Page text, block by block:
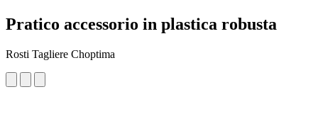
Pratico accessorio in plastica robusta
Rosti Tagliere Choptima